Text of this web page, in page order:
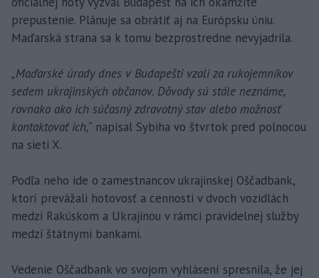
prepustenie. Plánuje sa obrátiť aj na Európsku úniu.
Maďarská strana sa k tomu bezprostredne nevyjadrila.
„Maďarské úrady dnes v Budapešti vzali za rukojemníkov
sedem ukrajinských občanov. Dôvody sú stále neznáme,
rovnako ako ich súčasný zdravotný stav alebo možnosť
kontaktovať ich,“ napísal Sybiha vo štvrtok pred polnocou
na sieti X.
Podľa neho ide o zamestnancov ukrajinskej Oščadbank,
ktorí prevážali hotovosť a cennosti v dvoch vozidlách
medzi Rakúskom a Ukrajinou v rámci pravidelnej služby
medzi štátnymi bankami.
Vedenie Oščadbank vo svojom vyhlásení spresnila, že jej